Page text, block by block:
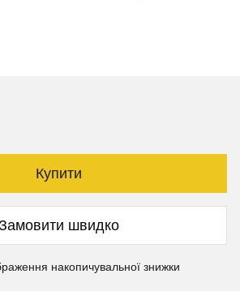
Купити
швидко
накопичувальної знижки